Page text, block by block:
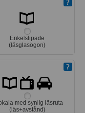
Enkelslipade
(läsglasögon)
med synlig läsruta
(läs+avstånd)